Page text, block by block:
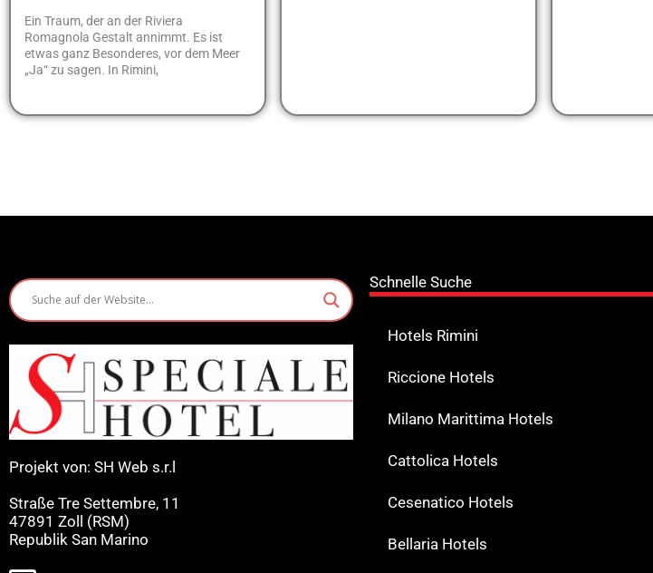
Ein Traum, der an der Riviera
Romagnola Gestalt annimmt. Es ist
etwas ganz Besonderes, vor dem Meer
„Ja“ zu sagen. In Rimini,
Projekt von: SH Web s.r.l
Straße Tre Settembre, 11
47891 Zoll (RSM)
Republik San Marino
Schnelle Suche
Hotels Rimini
Riccione Hotels
Milano Marittima Hotels
Cattolica Hotels
Cesenatico Hotels
Bellaria Hotels